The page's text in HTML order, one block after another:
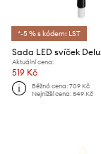
*-5 % s kódem: LST
Aktuální cena:
519 Kč
Běžná cena:709 Kč
Nejnižší cena:549 Kč